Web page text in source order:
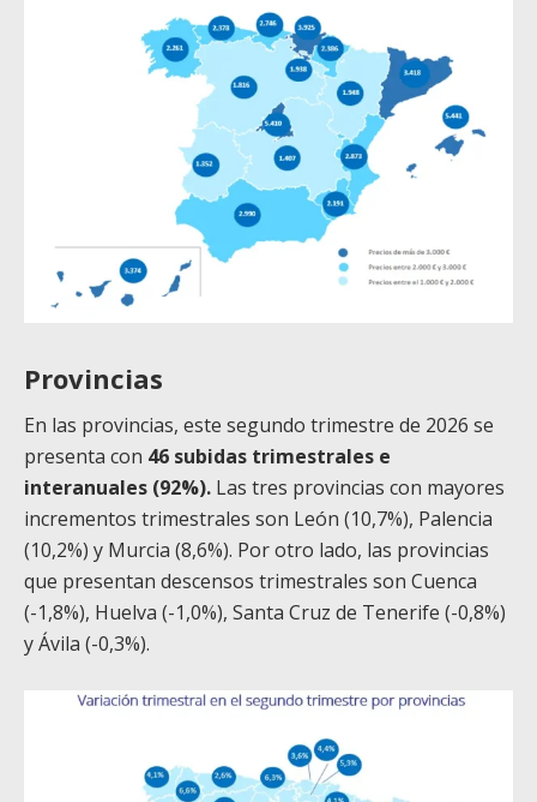
Provincias
En las provincias, este segundo trimestre de 2026 se
presenta con 46 subidas trimestrales e
interanuales (92%). Las tres provincias con mayores
incrementos trimestrales son León (10,7%), Palencia
(10,2%) y Murcia (8,6%). Por otro lado, las provincias
que presentan descensos trimestrales son Cuenca
(-1,8%), Huelva (-1,0%), Santa Cruz de Tenerife (-0,8%)
y Ávila (-0,3%).